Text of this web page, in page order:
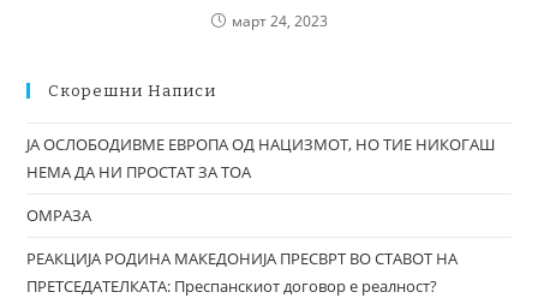
март 24, 2023
Скорешни Написи
ЈА ОСЛОБОДИВМЕ ЕВРОПА ОД НАЦИЗМОТ, НО ТИЕ НИКОГАШ
НЕМА ДА НИ ПРОСТАТ ЗА ТОА
ОМРАЗА
РЕАКЦИЈА РОДИНА МАКЕДОНИЈА ПРЕСВРТ ВО СТАВОТ НА
ПРЕТСЕДАТЕЛКАТА: Преспанскиот договор е реалност?